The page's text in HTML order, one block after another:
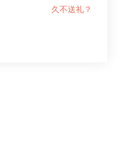
久不送礼？